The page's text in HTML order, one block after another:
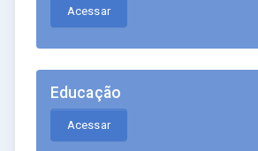
Acessar
Educação
Acessar